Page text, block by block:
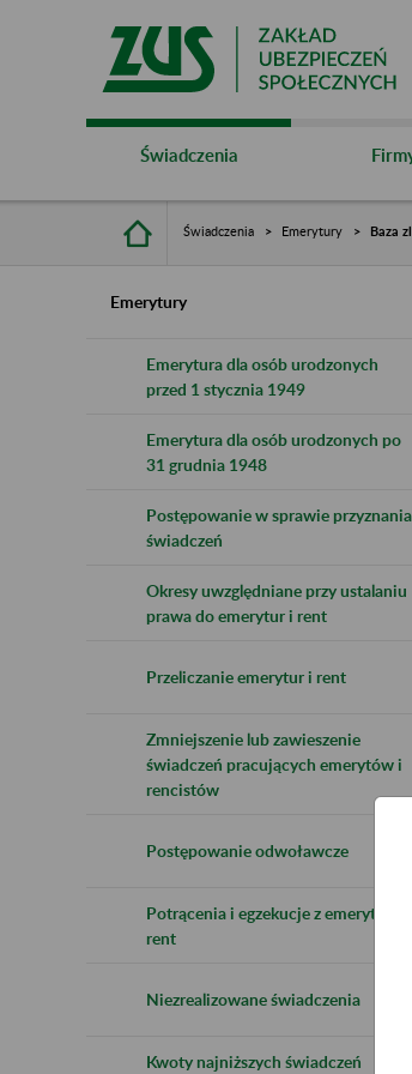
Świadczenia
Świadczenia Emerytury Baza
Emerytury
Emerytura dla osób urodzonych
przed 1 stycznia 1949
Emerytura dla osób urodzonych po
31 grudnia 1948
Postępowanie w sprawie przyznania
świadczeń
Okresy uwzględniane przy ustalaniu
prawa do emerytur i rent
Przeliczanie emerytur i rent
Zmniejszenie lub zawieszenie
świadczeń pracujących emerytów i
rencistów
Postępowanie odwoławcze
Potrącenia i egzekucje z emerytur i
rent
Niezrealizowane świadczenia
Kwoty najniższych świadczeń